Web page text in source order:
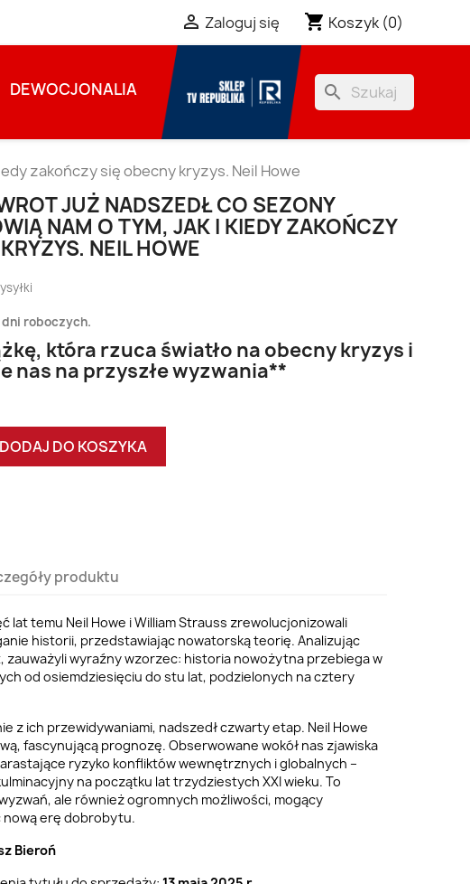
 Zaloguj się shopping_cart Koszyk (0)
DEWOCJONALIA search
zakończy się obecny kryzys. Neil Howe
JUŻ NADSZEDŁ CO SEZONY
NAM O TYM, JAK I KIEDY ZAKOŃCZY
NEIL HOWE
dni roboczych.
która rzuca światło na obecny kryzys i
nas na przyszłe wyzwania**
DODAJ DO KOSZYKA
produktu
lat temu Neil Howe i William Strauss zrewolucjonizowali
historii, przedstawiając nowatorską teorię. Analizując
zauważyli wyraźny wzorzec: historia nowożytna przebiega w
od osiemdziesięciu do stu lat, podzielonych na cztery
z ich przewidywaniami, nadszedł czwarty etap. Neil Howe
fascynującą prognozę. Obserwowane wokół nas zjawiska
ryzyko konfliktów wewnętrznych i globalnych –
na początku lat trzydziestych XXI wieku. To
ale również ogromnych możliwości, mogący
nową erę dobrobytu.
Bieroń